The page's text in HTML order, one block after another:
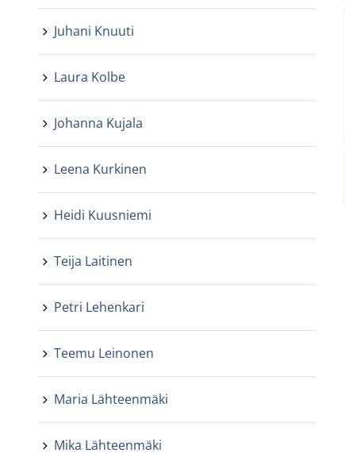
Juhani Knuuti
Laura Kolbe
Johanna Kujala
Leena Kurkinen
Heidi Kuusniemi
Teija Laitinen
Petri Lehenkari
Teemu Leinonen
Maria Lähteenmäki
Mika Lähteenmäki